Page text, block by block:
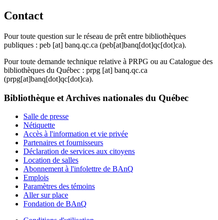
Contact
Pour toute question sur le réseau de prêt entre bibliothèques
publiques : peb [at] banq.qc.ca (peb[at]banq[dot]qc[dot]ca).
Pour toute demande technique relative à PRPG ou au Catalogue des
bibliothèques du Québec : prpg [at] banq.qc.ca
(prpg[at]banq[dot]qc[dot]ca).
Bibliothèque et Archives nationales du Québec
Salle de presse
Nétiquette
Accès à l'information et vie privée
Partenaires et fournisseurs
Déclaration de services aux citoyens
Location de salles
Abonnement à l'infolettre de BAnQ
Emplois
Paramètres des témoins
Aller sur place
Fondation de BAnQ